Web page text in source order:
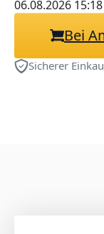
06.08.2026 15:18
Bei
Sicherer